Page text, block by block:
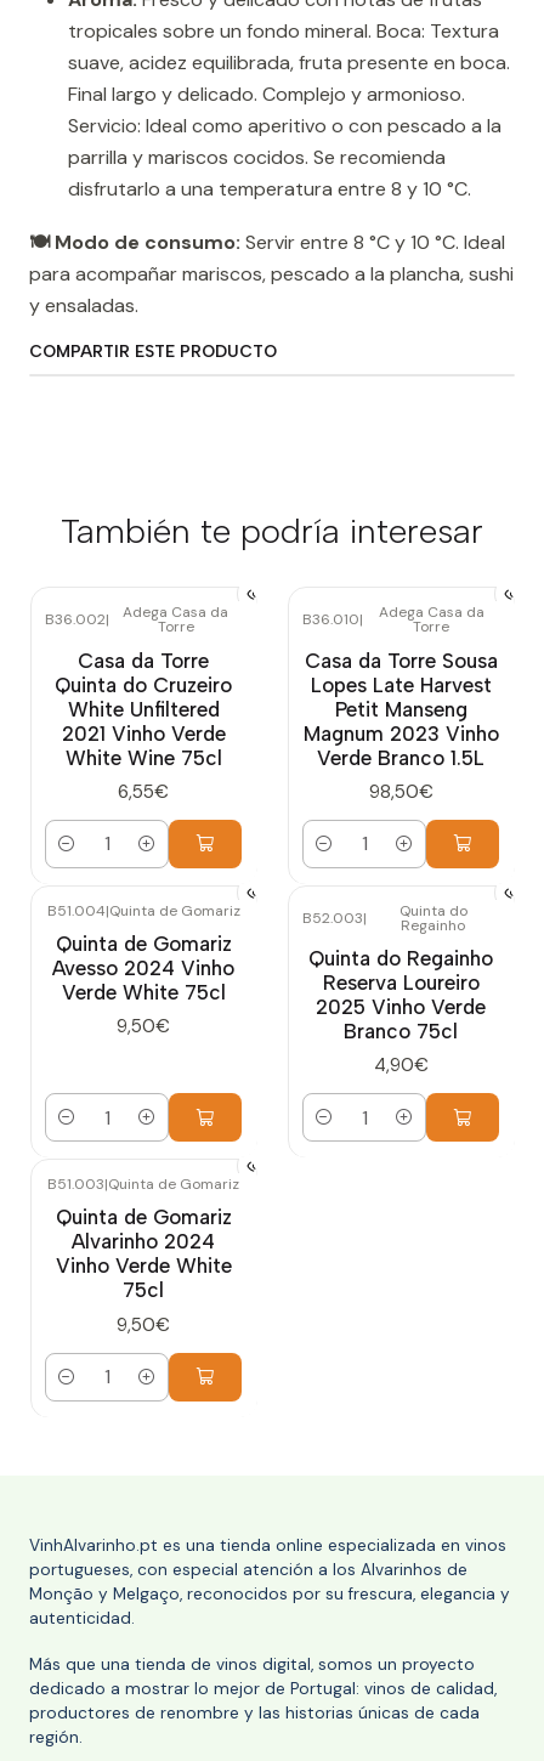
tropicales sobre un fondo mineral. Boca: Textura
suave, acidez equilibrada, fruta presente en boca.
Final largo y delicado. Complejo y armonioso.
Servicio: Ideal como aperitivo o con pescado a la
parrilla y mariscos cocidos. Se recomienda
disfrutarlo a una temperatura entre 8 y 10 °C.
🍽️ Modo de consumo: Servir entre 8 °C y 10 °C. Ideal
para acompañar mariscos, pescado a la plancha, sushi
y ensaladas.
COMPARTIR ESTE PRODUCTO
También te podría interesar
B36.002| Adega Casa da
Torre
Casa da Torre
Quinta do Cruzeiro
White Unfiltered
2021 Vinho Verde
White Wine 75cl
6,55€
Cantidad
B36.010| Adega Casa da
Torre
Casa da Torre Sousa
Lopes Late Harvest
Petit Manseng
Magnum 2023 Vinho
Verde Branco 1.5L
98,50€
Cantidad
B51.004|Quinta de Gomariz
Quinta de Gomariz
Avesso 2024 Vinho
Verde White 75cl
9,50€
Cantidad
B52.003| Quinta do
Regainho
Quinta do Regainho
Reserva Loureiro
2025 Vinho Verde
Branco 75cl
4,90€
Cantidad
B51.003|Quinta de Gomariz
Quinta de Gomariz
Alvarinho 2024
Vinho Verde White
75cl
9,50€
Cantidad
VinhAlvarinho.pt es una tienda online especializada en vinos
portugueses, con especial atención a los Alvarinhos de
Monção y Melgaço, reconocidos por su frescura, elegancia y
autenticidad.
Más que una tienda de vinos digital, somos un proyecto
dedicado a mostrar lo mejor de Portugal: vinos de calidad,
productores de renombre y las historias únicas de cada
región.